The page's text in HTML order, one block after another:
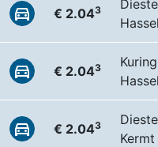
€ 2.043
€ 2.043
€ 2.043
Kermt